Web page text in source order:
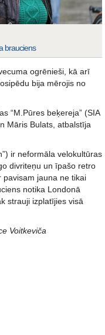
brauciens
ogrēnieši, kā arī
bija mērojis no
“M.Pūres beķereja” (SIA
Māris Bulats, atbalstīja
ir neformāla velokultūras
divriteņu un īpašo retro
jauna ne tikai
notika Londonā
strauji izplatījies visā
Voitkeviča